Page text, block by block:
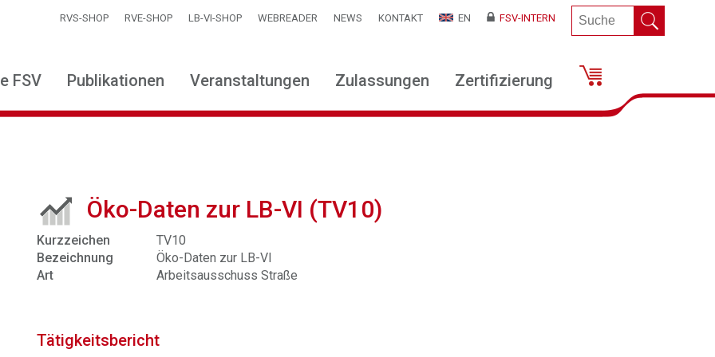
RVS-SHOP RVE-SHOP LB-VI-SHOP WEBREADER NEWS KONTAKT EN FSV-INTERN
FSV Publikationen Veranstaltungen Zulassungen Zertifizierung
Öko-Daten zur LB-VI (TV10)
Kurzzeichen
TV10
Bezeichnung
Öko-Daten zur LB-VI
Art
Arbeitsausschuss Straße
Tätigkeitsbericht